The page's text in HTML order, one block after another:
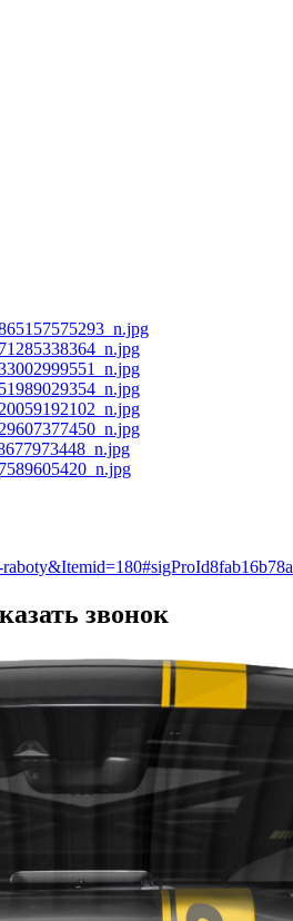
звонок